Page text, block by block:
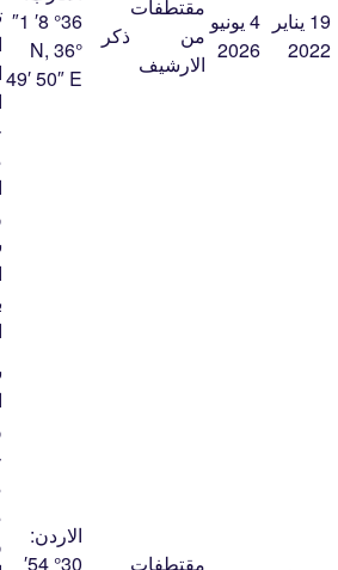
19 يناير
2022
4 يونيو
2026
مقتطفات
من
الارشيف
ذكر
36° 8′ 1″
N, 36°
49′ 50″ E
مقتطفات
الاردن:
30° 54′